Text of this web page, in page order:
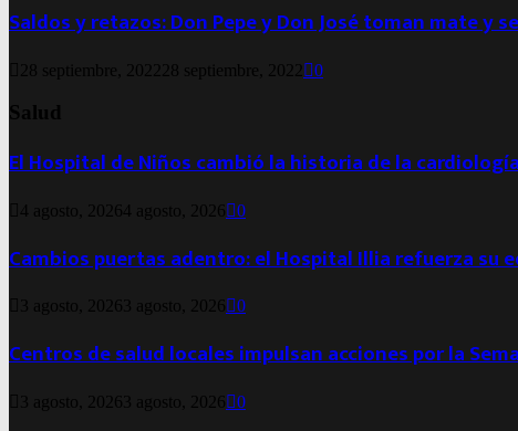
Saldos y retazos: Don Pepe y Don José toman mate y
28 septiembre, 2022 28 septiembre, 2022 0
Salud
El Hospital de Niños cambió la historia de la
4 agosto, 20264 agosto, 2026 0
Cambios puertas adentro: el Hospital Illia refuerza su
3 agosto, 2026 3 agosto, 2026 0
Centros de salud locales impulsan acciones por la
3 agosto, 2026 3 agosto, 2026 0